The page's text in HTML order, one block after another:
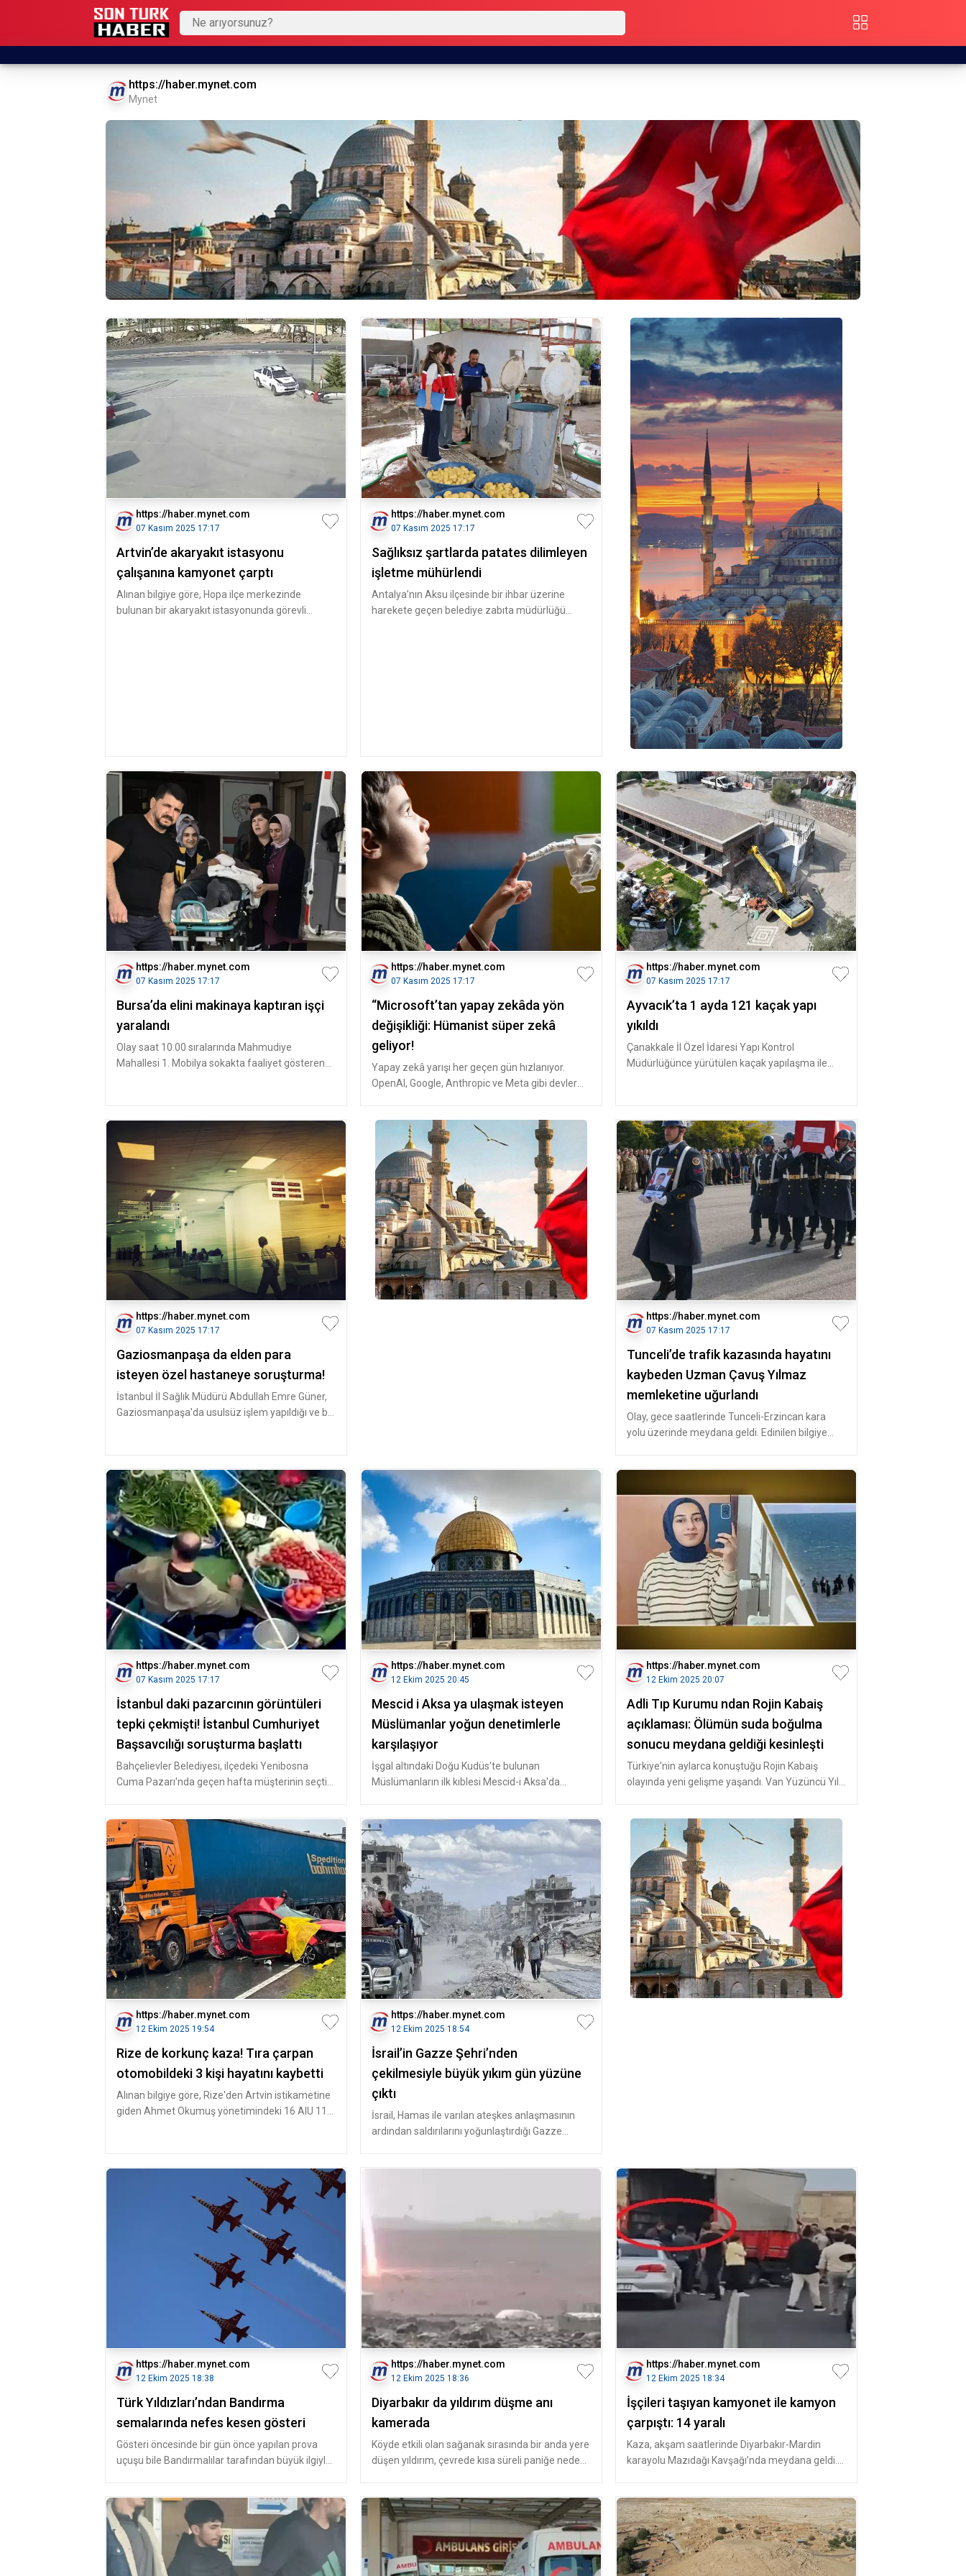
https://haber.mynet.com
Mynet
https://haber.mynet.com
07 Kasım 2025 17:17
Artvin’de akaryakıt istasyonu
çalışanına kamyonet çarptı
Alınan bilgiye göre, Hopa ilçe merkezinde
bulunan bir akaryakıt istasyonunda görevli
https://haber.mynet.com
07 Kasım 2025 17:17
Sağlıksız şartlarda patates dilimleyen
işletme mühürlendi
Antalya’nın Aksu ilçesinde bir ihbar üzerine
harekete geçen belediye zabıta müdürlüğü
https://haber.mynet.com
07 Kasım 2025 17:17
Bursa’da elini makinaya kaptıran işçi
yaralandı
Olay saat 10.00 sıralarında Mahmudiye
Mahallesi 1. Mobilya sokakta faaliyet gösteren
https://haber.mynet.com
07 Kasım 2025 17:17
“Microsoft’tan yapay zekâda yön
değişikliği: Hümanist süper zekâ
geliyor!
Yapay zekâ yarışı her geçen gün hızlanıyor.
OpenAI, Google, Anthropic ve Meta gibi devler
https://haber.mynet.com
07 Kasım 2025 17:17
Ayvacık’ta 1 ayda 121 kaçak yapı
yıkıldı
Çanakkale İl Özel İdaresi Yapı Kontrol
Müdürlüğünce yürütülen kaçak yapılaşma ile
https://haber.mynet.com
07 Kasım 2025 17:17
Gaziosmanpaşa da elden para
isteyen özel hastaneye soruşturma!
İstanbul İl Sağlık Müdürü Abdullah Emre Güner,
Gaziosmanpaşa'da usulsüz işlem yapıldığı ve bir
https://haber.mynet.com
07 Kasım 2025 17:17
Tunceli’de trafik kazasında hayatını
kaybeden Uzman Çavuş Yılmaz
memleketine uğurlandı
Olay, gece saatlerinde Tunceli-Erzincan kara
yolu üzerinde meydana geldi. Edinilen bilgiye
https://haber.mynet.com
07 Kasım 2025 17:17
İstanbul daki pazarcının görüntüleri
tepki çekmişti! İstanbul Cumhuriyet
Başsavcılığı soruşturma başlattı
Bahçelievler Belediyesi, ilçedeki Yenibosna
Cuma Pazarı'nda geçen hafta müşterinin seçtiği
https://haber.mynet.com
12 Ekim 2025 20:45
Mescid i Aksa ya ulaşmak isteyen
Müslümanlar yoğun denetimlerle
karşılaşıyor
İşgal altındaki Doğu Kudüs'te bulunan
Müslümanların ilk kıblesi Mescid-i Aksa'da
https://haber.mynet.com
12 Ekim 2025 20:07
Adli Tıp Kurumu ndan Rojin Kabaiş
açıklaması: Ölümün suda boğulma
sonucu meydana geldiği kesinleşti
Türkiye'nin aylarca konuştuğu Rojin Kabaiş
olayında yeni gelişme yaşandı. Van Yüzüncü Yıl
https://haber.mynet.com
12 Ekim 2025 19:54
Rize de korkunç kaza! Tıra çarpan
otomobildeki 3 kişi hayatını kaybetti
Alınan bilgiye göre, Rize'den Artvin istikametine
giden Ahmet Okumuş yönetimindeki 16 AIU 111
https://haber.mynet.com
12 Ekim 2025 18:54
İsrail’in Gazze Şehri’nden
çekilmesiyle büyük yıkım gün yüzüne
çıktı
İsrail, Hamas ile varılan ateşkes anlaşmasının
ardından saldırılarını yoğunlaştırdığı Gazze
https://haber.mynet.com
12 Ekim 2025 18:38
Türk Yıldızları’ndan Bandırma
semalarında nefes kesen gösteri
Gösteri öncesinde bir gün önce yapılan prova
uçuşu bile Bandırmalılar tarafından büyük ilgiyle
https://haber.mynet.com
12 Ekim 2025 18:36
Diyarbakır da yıldırım düşme anı
kamerada
Köyde etkili olan sağanak sırasında bir anda yere
düşen yıldırım, çevrede kısa süreli paniğe neden
https://haber.mynet.com
12 Ekim 2025 18:34
İşçileri taşıyan kamyonet ile kamyon
çarpıştı: 14 yaralı
Kaza, akşam saatlerinde Diyarbakır-Mardin
karayolu Mazıdağı Kavşağı’nda meydana geldi.